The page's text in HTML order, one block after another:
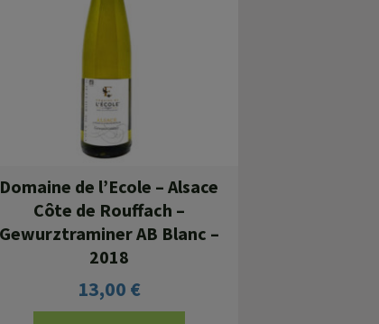
Domaine de l’Ecole – Alsace
Côte de Rouffach –
Gewurztraminer AB Blanc –
2018
13,00 €